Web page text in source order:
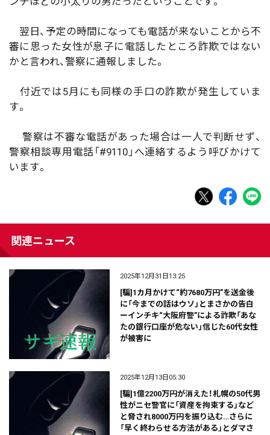
翌日、予定の時間になっても電話が来ないことから不
審に思った女性が息子に電話したところ詐欺ではない
かと言われ、警察に通報しました。
付近では5月にも同様の手口の詐欺が発生していま
す。
警察は不審な電話があった場合は一人で判断せず、
警察相談専用電話「#9110」へ連絡するよう呼びかけて
います。
関連ニュース
2025年12月31日13:25
[騙]1カ月かけて“約7680万円”を送金後
に「今までの話はウソ」とまさかの告白
ーインチキ“大阪府警”による詐欺「あな
たの銀行口座が危ない」信じた60代女性
が被害に
2025年12月13日05:30
[騙]1億2200万円が消えた！札幌の50代男
性がニセ警官に「資産を拘束する」など
と脅され8000万円を振り込む…さらに
「早く終わらせる方法がある」とダマさ